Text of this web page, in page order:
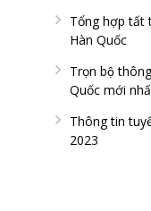
Tổng hợp tất
Hàn Quốc
Trọn bộ
Quốc mới
Thông tin
2023